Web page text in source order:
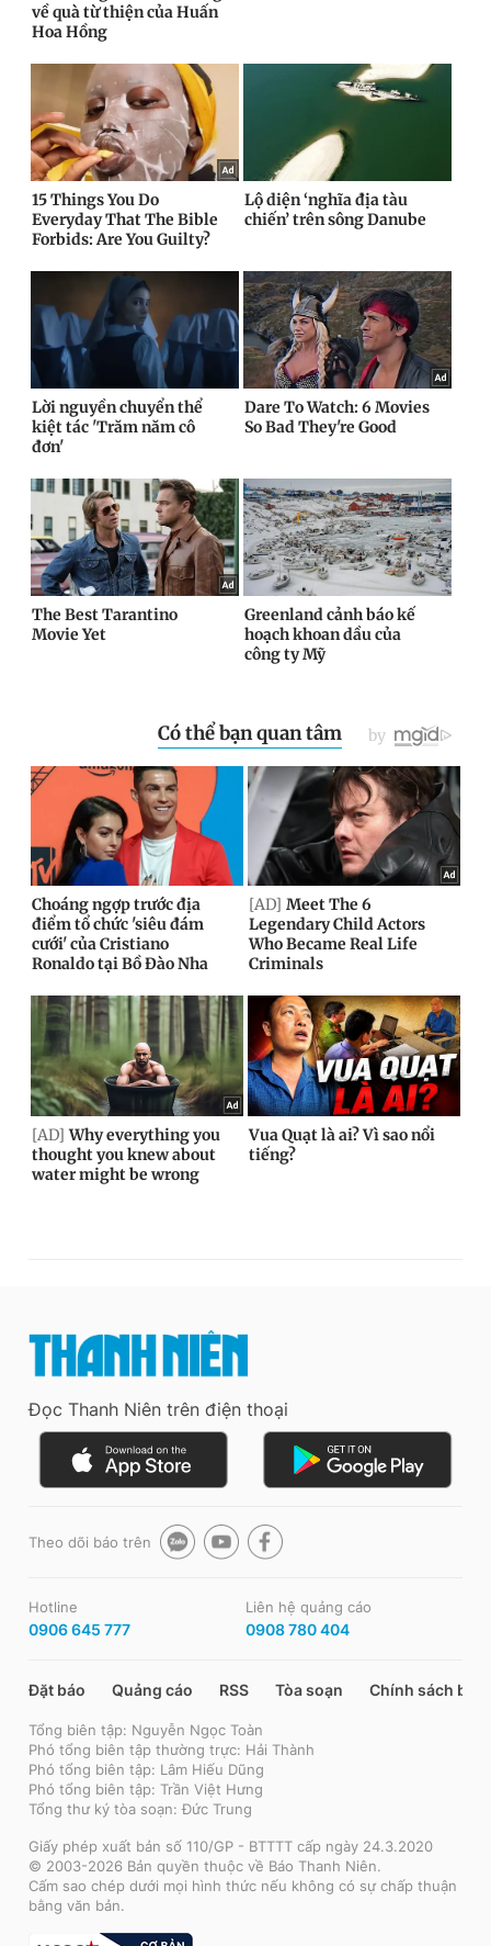
Đọc Thanh Niên trên điện thoại
Theo dõi báo trên
Hotline
0906 645 777
Liên hệ quảng cáo
0908 780 404
Đặt báo Quảng cáo RSS Tòa soạn Chính sách bảo
Tổng biên tập: Nguyễn Ngọc Toàn
Phó tổng biên tập thường trực: Hải Thành
Phó tổng biên tập: Lâm Hiếu Dũng
Phó tổng biên tập: Trần Việt Hưng
Tổng thư ký tòa soạn: Đức Trung
Giấy phép xuất bản số 110/GP - BTTTT cấp ngày 24.3.2020
© 2003-2026 Bản quyền thuộc về Báo Thanh Niên.
Cấm sao chép dưới mọi hình thức nếu không có sự chấp thuận
bằng văn bản.